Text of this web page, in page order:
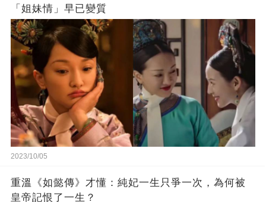
「姐妹情」早已變質
2023/10/05
重溫《如懿傳》才懂：純妃一生只爭一次，為何被
皇帝記恨了一生？